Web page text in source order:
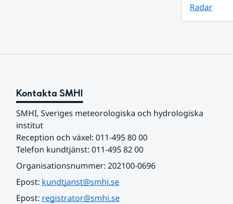
Radar
Kontakta SMHI
SMHI, Sveriges meteorologiska och hydrologiska
institut
Reception och växel: 011-495 80 00
Telefon kundtjänst: 011-495 82 00
Organisationsnummer: 202100-0696
Epost: kundtjanst@smhi.se
Epost: registrator@smhi.se